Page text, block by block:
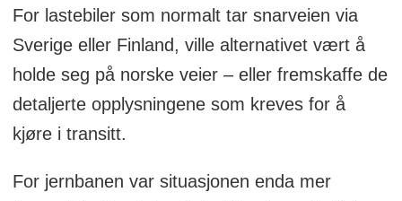
For lastebiler som normalt tar snarveien via
Sverige eller Finland, ville alternativet vært å
holde seg på norske veier – eller fremskaffe de
detaljerte opplysningene som kreves for å
kjøre i transitt.
For jernbanen var situasjonen enda mer